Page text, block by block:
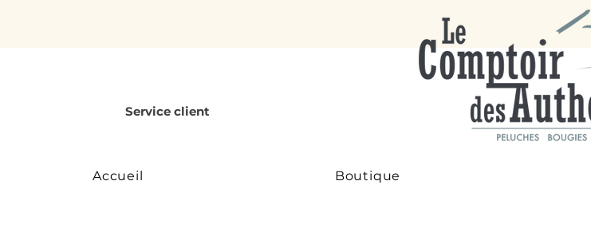
Service client
Accueil Boutique